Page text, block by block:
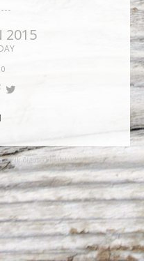
2015
Kõik õigused kaitstud.